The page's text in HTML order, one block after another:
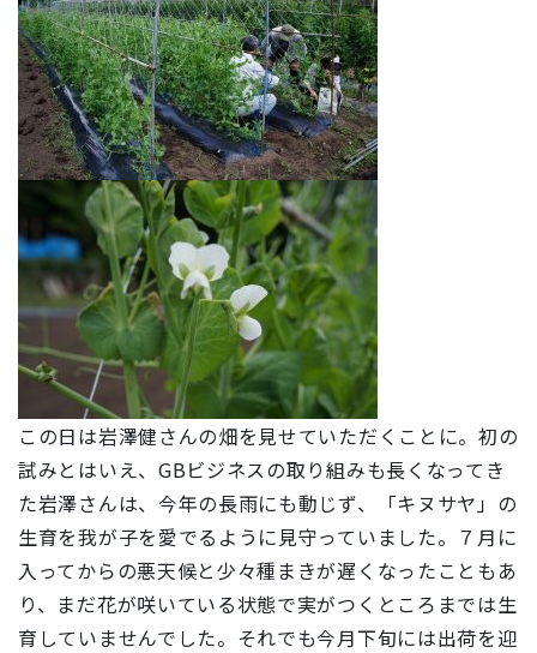
この日は岩澤健さんの畑を見せていただくことに。初の
試みとはいえ、GBビジネスの取り組みも長くなってき
た岩澤さんは、今年の長雨にも動じず、「キヌサヤ」の
生育を我が子を愛でるように見守っていました。７月に
入ってからの悪天候と少々種まきが遅くなったこともあ
り、まだ花が咲いている状態で実がつくところまでは生
育していませんでした。それでも今月下旬には出荷を迎